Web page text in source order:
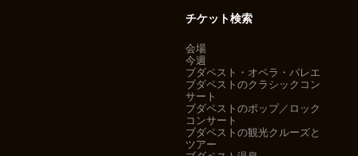
チケット検索
会場
今週
ブダペスト・オペラ・バレエ
ブダペストのクラシックコン
サート
ブダペストのポップ／ロック
コンサート
ブダペストの観光クルーズと
ツアー